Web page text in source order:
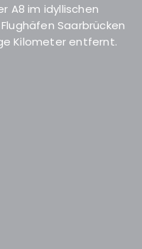
A8 im idyllischen
Saarbrücken
Kilometer entfernt.